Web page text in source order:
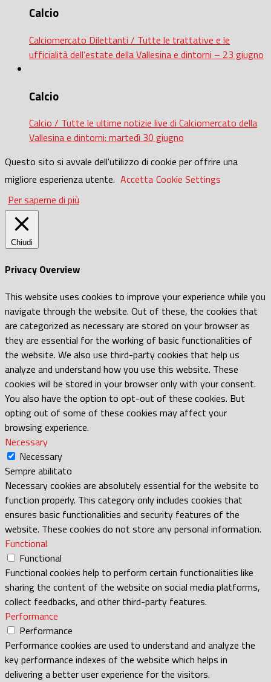
Calcio
Calciomercato Dilettanti / Tutte le trattative e le
ufficialità dell’estate della Vallesina e dintorni – 23 giugno
Calcio
Calcio / Tutte le ultime notizie live di Calciomercato della
Vallesina e dintorni: martedì 30 giugno
Questo sito si avvale dell'utilizzo di cookie per offrire una
migliore esperienza utente. Accetta Cookie Settings
Per saperne di più
Chiudi
Privacy Overview
This website uses cookies to improve your experience while you
navigate through the website. Out of these, the cookies that
are categorized as necessary are stored on your browser as
they are essential for the working of basic functionalities of
the website. We also use third-party cookies that help us
analyze and understand how you use this website. These
cookies will be stored in your browser only with your consent.
You also have the option to opt-out of these cookies. But
opting out of some of these cookies may affect your
browsing experience.
Necessary
Necessary
Sempre abilitato
Necessary cookies are absolutely essential for the website to
function properly. This category only includes cookies that
ensures basic functionalities and security features of the
website. These cookies do not store any personal information.
Functional
Functional
Functional cookies help to perform certain functionalities like
sharing the content of the website on social media platforms,
collect feedbacks, and other third-party features.
Performance
Performance
Performance cookies are used to understand and analyze the
key performance indexes of the website which helps in
delivering a better user experience for the visitors.